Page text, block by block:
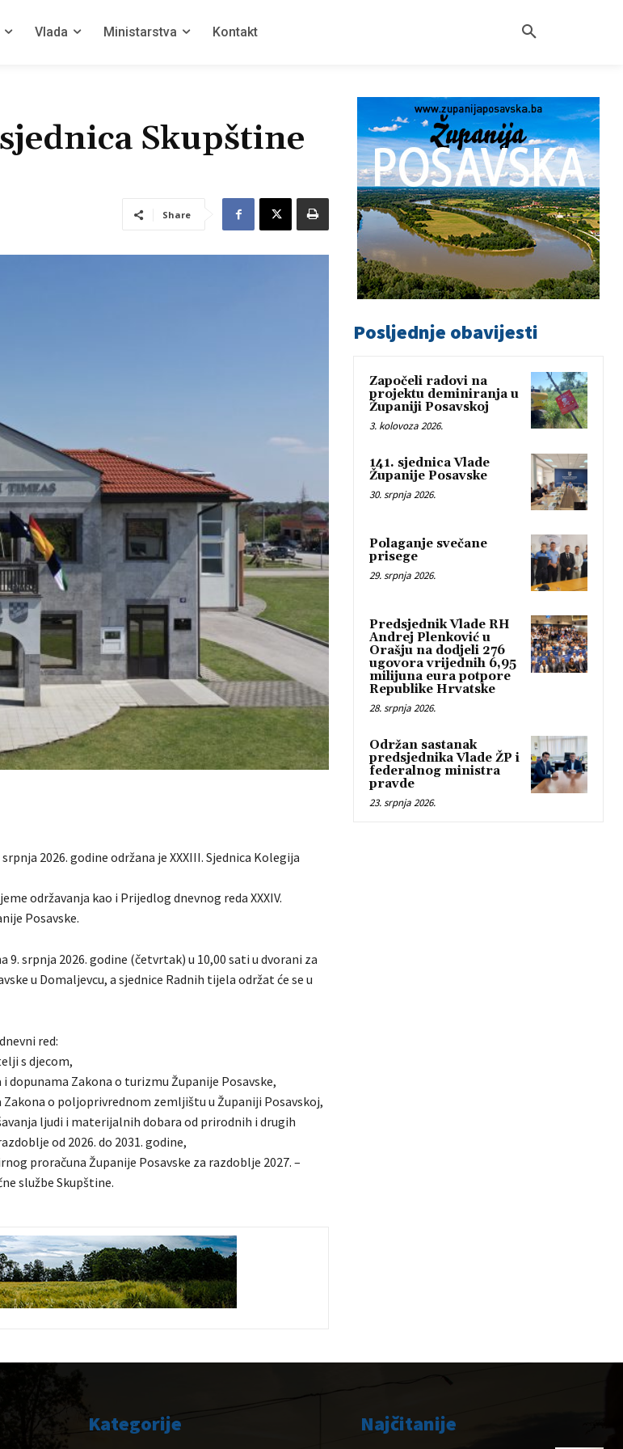
Vlada Ministarstva Kontakt
Skupštine
Share
2026. godine održana je XXXIII. Sjednica Kolegija
održavanja kao i Prijedlog dnevnog reda XXXIV.
Posavske.
9. srpnja 2026. godine (četvrtak) u 10,00 sati u dvorani za
u Domaljevcu, a sjednice Radnih tijela održat će se u
red:
s djecom,
dopunama Zakona o turizmu Županije Posavske,
o poljoprivrednom zemljištu u Županiji Posavskoj,
ljudi i materijalnih dobara od prirodnih i drugih
od 2026. do 2031. godine,
proračuna Županije Posavske za razdoblje 2027. –
službe Skupštine.
Posljednje obavijesti
Započeli radovi na
projektu deminiranja u
Županiji Posavskoj
3. kolovoza 2026.
141. sjednica Vlade
Županije Posavske
30. srpnja 2026.
Polaganje svečane
prisege
29. srpnja 2026.
Predsjednik Vlade RH
Andrej Plenković u
Orašju na dodjeli 276
ugovora vrijednih 6,95
milijuna eura potpore
Republike Hrvatske
28. srpnja 2026.
Održan sastanak
predsjednika Vlade ŽP i
federalnog ministra
pravde
23. srpnja 2026.
Kategorije Najčitanije